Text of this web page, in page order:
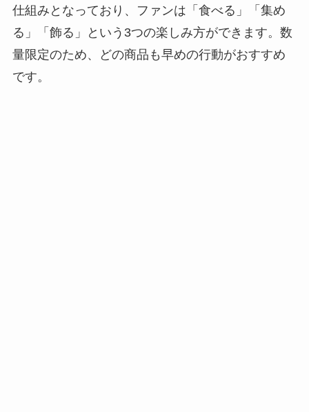
仕組みとなっており、ファンは「食べる」「集め
る」「飾る」という3つの楽しみ方ができます。数
量限定のため、どの商品も早めの行動がおすすめ
です。